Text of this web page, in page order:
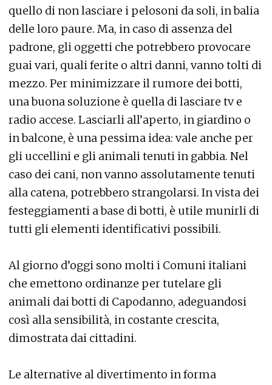
quello di non lasciare i pelosoni da soli, in balia
delle loro paure. Ma, in caso di assenza del
padrone, gli oggetti che potrebbero provocare
guai vari, quali ferite o altri danni, vanno tolti di
mezzo. Per minimizzare il rumore dei botti,
una buona soluzione è quella di lasciare tv e
radio accese. Lasciarli all’aperto, in giardino o
in balcone, è una pessima idea: vale anche per
gli uccellini e gli animali tenuti in gabbia. Nel
caso dei cani, non vanno assolutamente tenuti
alla catena, potrebbero strangolarsi. In vista dei
festeggiamenti a base di botti, è utile munirli di
tutti gli elementi identificativi possibili.
Al giorno d’oggi sono molti i Comuni italiani
che emettono ordinanze per tutelare gli
animali dai botti di Capodanno, adeguandosi
così alla sensibilità, in costante crescita,
dimostrata dai cittadini.
Le alternative al divertimento in forma